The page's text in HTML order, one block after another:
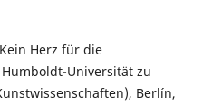
Herz für die
Universität zu
Berlín,